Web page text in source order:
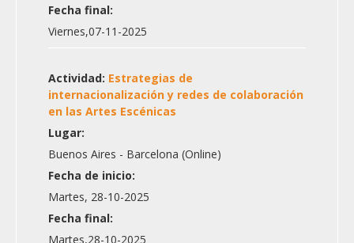
Fecha final:
Viernes,07-11-2025
Actividad: Estrategias de
internacionalización y redes de colaboración
en las Artes Escénicas
Lugar:
Buenos Aires - Barcelona (Online)
Fecha de inicio:
Martes, 28-10-2025
Fecha final:
Martes,28-10-2025